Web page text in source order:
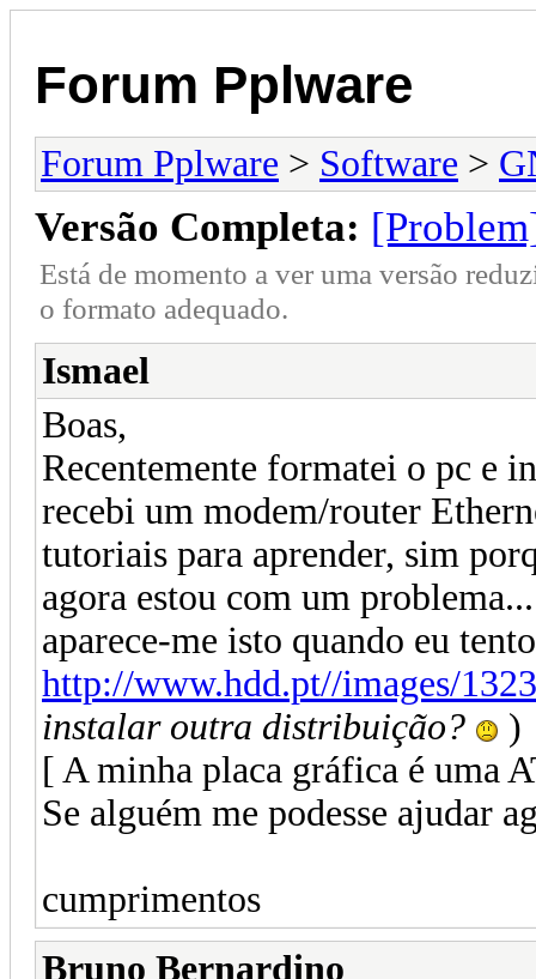
Forum Pplware
Forum Pplware > Software >
Versão Completa:
Está de momento a ver uma versão
o formato adequado.
Ismael
Boas,
Recentemente formatei o pc e
recebi um modem/router
tutoriais para aprender, sim
agora estou com um
aparece-me isto quando eu
http://www.hdd.pt//images/
instalar outra distribuição?
)
[ A minha placa gráfica é uma
Se alguém me podesse ajudar
cumprimentos
Bruno Bernardino